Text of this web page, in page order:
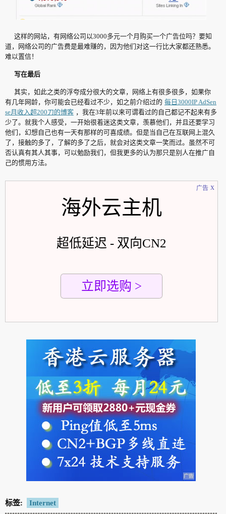
这样的网站，有网络公司以3000多元一个月购买一个广告位吗？要知
道，网络公司的广告费是最难赚的，因为他们对这一行比大家都还熟悉。
难以置信！
写在最后
其实，如此之类的浮夸成分很大的文章，网络上有很多很多，如果你
有几年网龄，你可能会已经看过不少，如之前介绍过的 每日3000IP AdSen
se月收入超200刀的博客 ，我在3年前以来可谓看过的自己都记不起来有多
少了。就我个人感受，一开始很着迷这类文章，羡慕他们，并且还要学习
他们，幻想自己也有一天有那样的可喜成绩。但是当自己在互联网上混久
了，接触的多了，了解的多了之后，就会对这类文章一笑而过。虽然不可
否认真有其人其事，可以勉励我们，但我更多的认为那只是别人在推广自
己的惯用方法。
广告
海外云主机
超低延迟 - 双向CN2
立即选购 >
x
标签: Internet